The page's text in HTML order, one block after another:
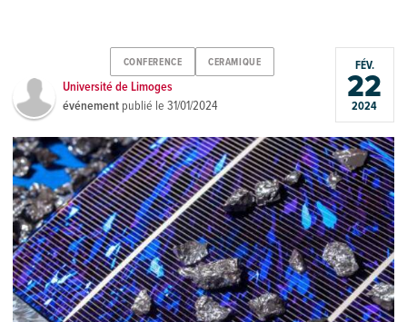
CONFERENCE CERAMIQUE
Université de Limoges
événement publié le31/01/2024
FÉV.
22
2024